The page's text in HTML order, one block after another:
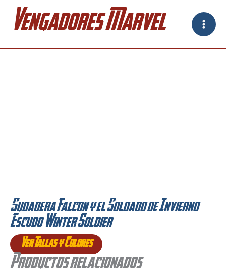
Vengadores Marvel
Sudadera Falcon y el Soldado de Invierno
Escudo Winter Soldier
Ver Tallas y Colores
Productos relacionados